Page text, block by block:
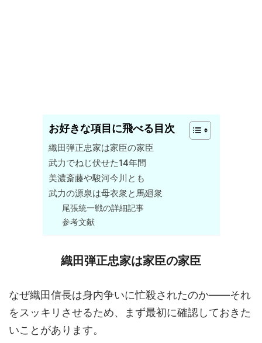
お好きな項目に飛べる目次
織田弾正忠家は家臣の家臣
武力でねじ伏せた14年間
美濃斎藤や駿河今川とも
武力の源泉は母衣衆と馬廻衆
尾張統一戦の詳細記事
参考文献
織田弾正忠家は家臣の家臣
なぜ織田信長は身内争いに忙殺されたのか――それ
をスッキリさせるため、まず最初に確認しておきた
いことがあります。